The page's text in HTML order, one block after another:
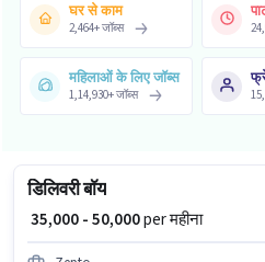
घर से काम
2,464+जॉब्स
महिलाओं के लिए जॉब्स
1,14,930+जॉब्स
डिलिवरी बॉय
₹ 35,000 - 50,000per महीना